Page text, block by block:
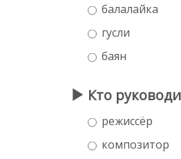
балалайка
гусли
баян
Кто
режиссёр
композитор